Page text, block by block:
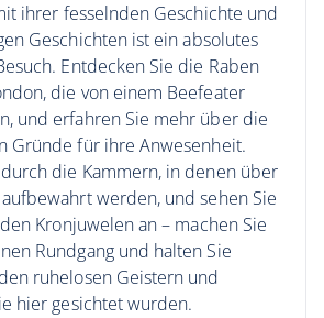
ihrer fesselnden Geschichte und
Geschichten ist ein absolutes
Entdecken Sie die Raben
die von einem Beefeater
und erfahren Sie mehr über die
Gründe für ihre Anwesenheit.
die Kammern, in denen über
werden, und sehen Sie
Kronjuwelen an – machen Sie
Rundgang und halten Sie
ruhelosen Geistern und
hier gesichtet wurden.